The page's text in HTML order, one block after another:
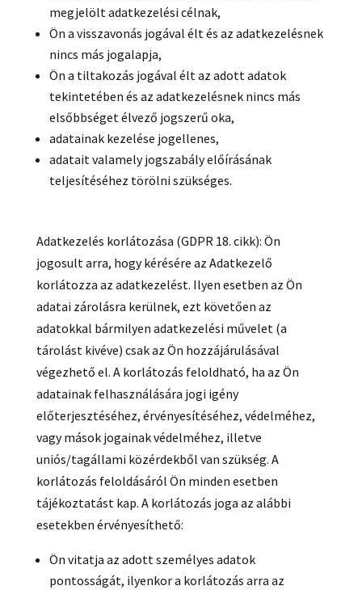
megjelölt adatkezelési célnak,
Ön a visszavonás jogával élt és az adatkezelésnek
nincs más jogalapja,
Ön a tiltakozás jogával élt az adott adatok
tekintetében és az adatkezelésnek nincs más
elsőbbséget élvező jogszerű oka,
adatainak kezelése jogellenes,
adatait valamely jogszabály előírásának
teljesítéséhez törölni szükséges.
Adatkezelés korlátozása (GDPR 18. cikk): Ön
jogosult arra, hogy kérésére az Adatkezelő
korlátozza az adatkezelést. Ilyen esetben az Ön
adatai zárolásra kerülnek, ezt követően az
adatokkal bármilyen adatkezelési művelet (a
tárolást kivéve) csak az Ön hozzájárulásával
végezhető el. A korlátozás feloldható, ha az Ön
adatainak felhasználására jogi igény
előterjesztéséhez, érvényesítéséhez, védelméhez,
vagy mások jogainak védelméhez, illetve
uniós/tagállami közérdekből van szükség. A
korlátozás feloldásáról Ön minden esetben
tájékoztatást kap. A korlátozás joga az alábbi
esetekben érvényesíthető:
Ön vitatja az adott személyes adatok
pontosságát, ilyenkor a korlátozás arra az